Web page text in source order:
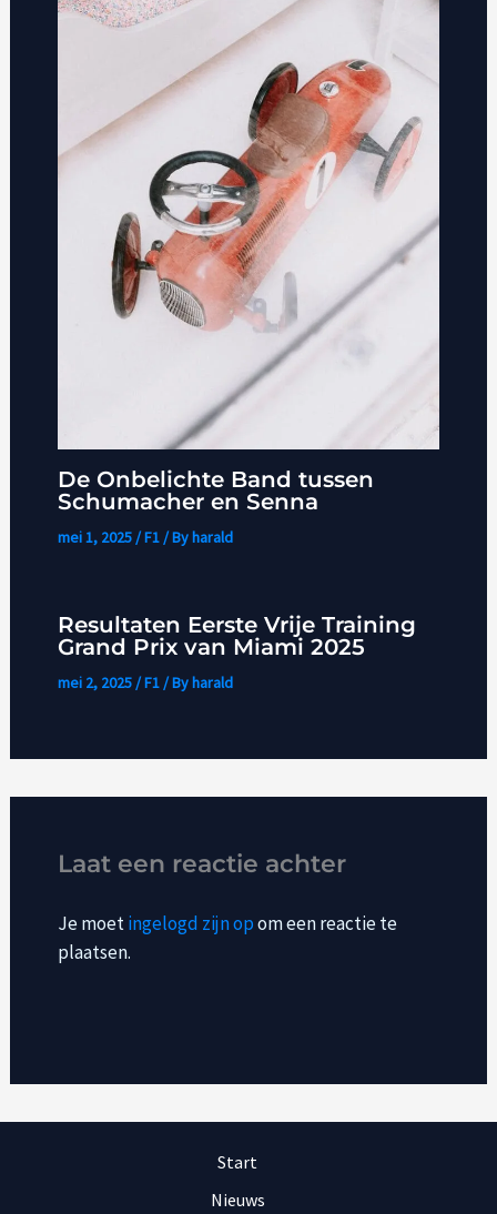
De Onbelichte Band tussen
Schumacher en Senna
mei 1, 2025 /F1/ Byharald
Resultaten Eerste Vrije Training
Grand Prix van Miami 2025
mei 2, 2025 /F1/ Byharald
Laat een reactie achter
Je moetingelogd zijn opom een reactie te
plaatsen.
Start
Nieuws